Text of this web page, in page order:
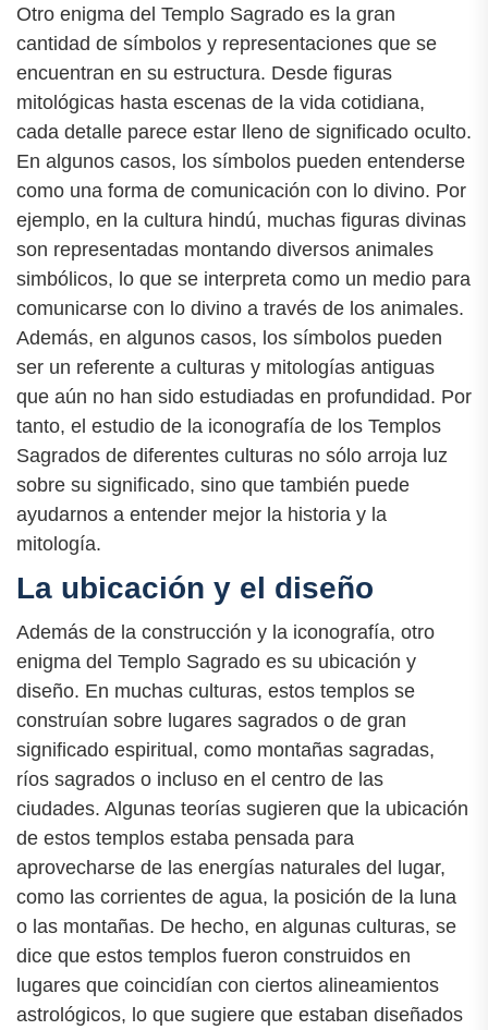
Otro enigma del Templo Sagrado es la gran
cantidad de símbolos y representaciones que se
encuentran en su estructura. Desde figuras
mitológicas hasta escenas de la vida cotidiana,
cada detalle parece estar lleno de significado oculto.
En algunos casos, los símbolos pueden entenderse
como una forma de comunicación con lo divino. Por
ejemplo, en la cultura hindú, muchas figuras divinas
son representadas montando diversos animales
simbólicos, lo que se interpreta como un medio para
comunicarse con lo divino a través de los animales.
Además, en algunos casos, los símbolos pueden
ser un referente a culturas y mitologías antiguas
que aún no han sido estudiadas en profundidad. Por
tanto, el estudio de la iconografía de los Templos
Sagrados de diferentes culturas no sólo arroja luz
sobre su significado, sino que también puede
ayudarnos a entender mejor la historia y la
mitología.
La ubicación y el diseño
Además de la construcción y la iconografía, otro
enigma del Templo Sagrado es su ubicación y
diseño. En muchas culturas, estos templos se
construían sobre lugares sagrados o de gran
significado espiritual, como montañas sagradas,
ríos sagrados o incluso en el centro de las
ciudades. Algunas teorías sugieren que la ubicación
de estos templos estaba pensada para
aprovecharse de las energías naturales del lugar,
como las corrientes de agua, la posición de la luna
o las montañas. De hecho, en algunas culturas, se
dice que estos templos fueron construidos en
lugares que coincidían con ciertos alineamientos
astrológicos, lo que sugiere que estaban diseñados